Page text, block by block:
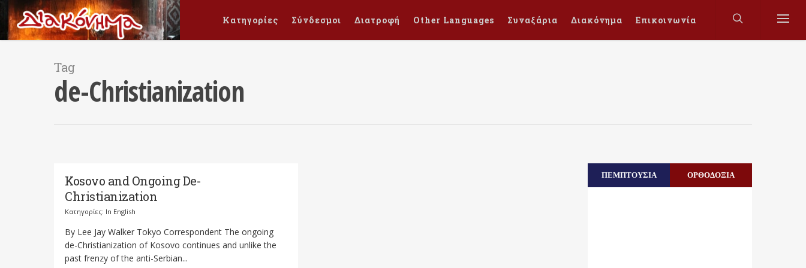
Κατηγορίες Σύνδεσμοι Διατροφή Other Languages Συναξάρια Διακόνημα Επικοινωνία
Tag
de-Christianization
Kosovo and Ongoing De-
Christianization
Κατηγορίες: In English
By Lee Jay Walker Tokyo Correspondent The ongoing
de-Christianization of Kosovo continues and unlike the
past frenzy of the anti-Serbian...
ΠΕΜΠΤΟΥΣΙΑ ΟΡΘΟΔΟΞΙΑ